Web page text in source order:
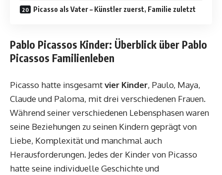
Picasso als Vater – Künstler zuerst, Familie zuletzt
Pablo Picassos Kinder: Überblick über Pablo
Picassos Familienleben
Picasso hatte insgesamtvier Kinder, Paulo, Maya,
Claude und Paloma, mit drei verschiedenen Frauen.
Während seiner verschiedenen Lebensphasen waren
seine Beziehungen zu seinen Kindern geprägt von
Liebe, Komplexität und manchmal auch
Herausforderungen. Jedes der Kinder von Picasso
hatte seine individuelle Geschichte und